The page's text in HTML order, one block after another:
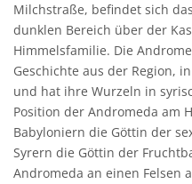
Milchstraße, befindet sich
dunklen Bereich über der
Himmelsfamilie. Die
Geschichte aus der Region,
und hat ihre Wurzeln in
Position der Andromeda am
Babyloniern die Göttin der
Syrern die Göttin der
Andromeda an einen Felsen